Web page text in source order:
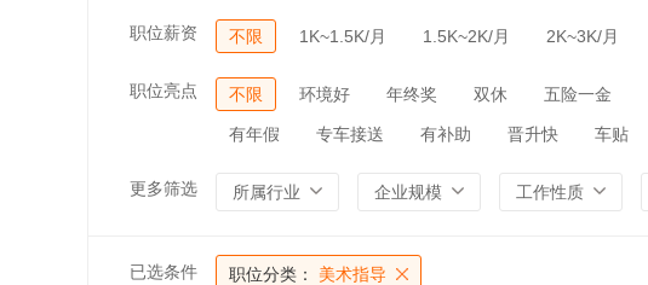
职位薪资 不限 1K~1.5K/月 1.5K~2K/月 2K~3K/月
职位亮点 不限 环境好 年终奖 双休 五险一金
有年假 专车接送 有补助 晋升快 车贴
更多筛选 所属行业 企业规模 工作性质
已选条件 职位分类： 美术指导